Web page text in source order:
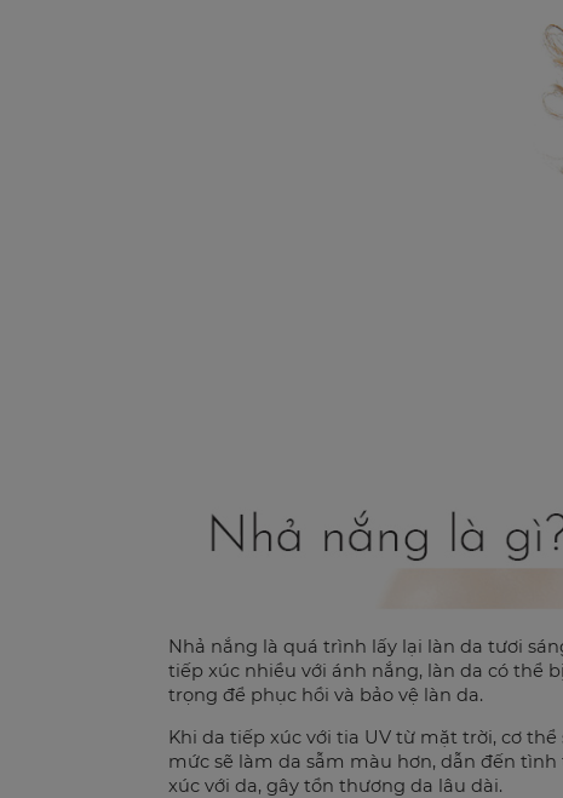
Nhả nắng là quá trình lấy lại làn da tươi
tiếp xúc nhiều với ánh nắng, làn da có thể
trọng để phục hồi và bảo vệ làn da.
Khi da tiếp xúc với tia UV từ mặt trời, cơ
mức sẽ làm da sẫm màu hơn, dẫn đến
xúc với da, gây tổn thương da lâu dài.